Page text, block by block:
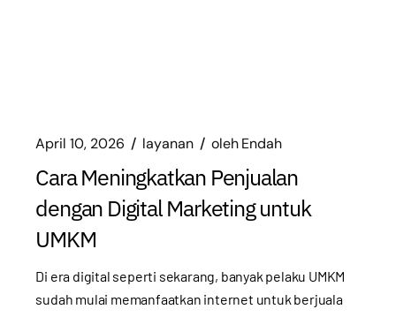
April 10, 2026 layanan olehEndah
Cara Meningkatkan Penjualan
dengan Digital Marketing untuk
UMKM
Di era digital seperti sekarang, banyak pelaku UMKM
sudah mulai memanfaatkan internet untuk berjuala